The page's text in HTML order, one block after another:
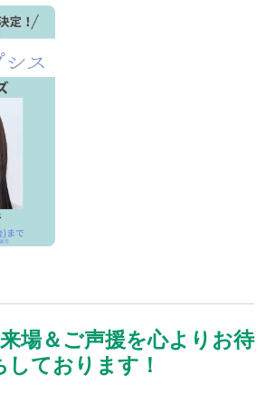
場＆ご声援を心よりお待
しております！